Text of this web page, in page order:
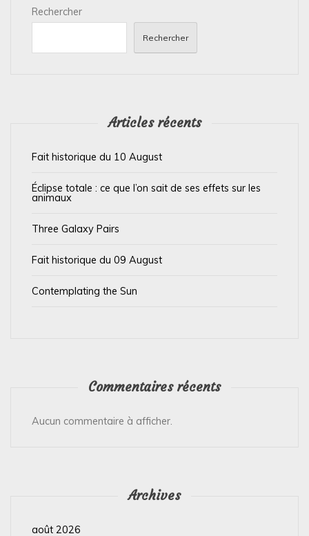
Rechercher
Rechercher
Articles récents
Fait historique du 10 August
Éclipse totale : ce que l’on sait de ses effets sur les
animaux
Three Galaxy Pairs
Fait historique du 09 August
Contemplating the Sun
Commentaires récents
Aucun commentaire à afficher.
Archives
août 2026